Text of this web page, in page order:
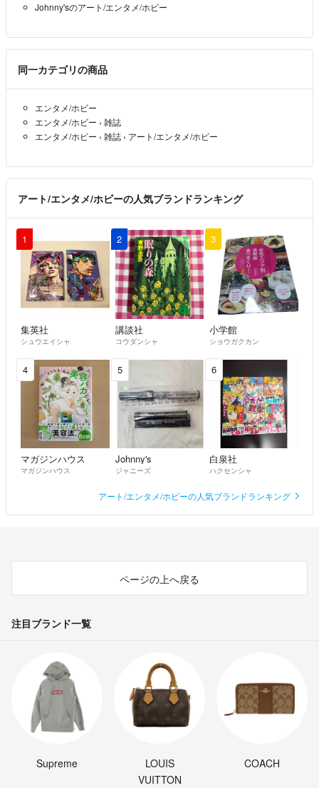
Johnny'sのアート/エンタメ/ホビー
同一カテゴリの商品
エンタメ/ホビー
エンタメ/ホビー › 雑誌
エンタメ/ホビー › 雑誌 › アート/エンタメ/ホビー
アート/エンタメ/ホビーの人気ブランドランキング
1
集英社
シュウエイシャ
2
講談社
コウダンシャ
3
小学館
ショウガクカン
4
マガジンハウス
マガジンハウス
5
Johnny's
ジャニーズ
6
白泉社
ハクセンシャ
アート/エンタメ/ホビーの人気ブランドランキング
ページの上へ戻る
注目ブランド一覧
Supreme
LOUIS
VUITTON
COACH